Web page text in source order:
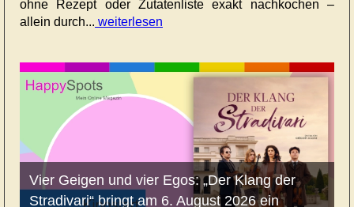
ohne Rezept oder Zutatenliste exakt nachkochen –
allein durch... weiterlesen
Vier Geigen und vier Egos: „Der Klang der
Stradivari“ bringt am 6. August 2026 ein